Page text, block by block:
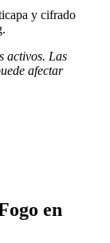
y cifrado
activos. Las
afectar
en